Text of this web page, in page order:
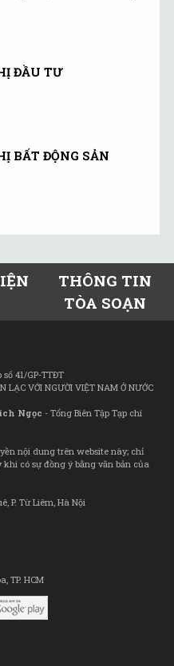
ĐẦU TƯ
BẤT ĐỘNG SẢN
THÔNG TIN
TÒA SOẠN
41/GP-TTĐT
LẠC VỚI NGƯỜI VIỆT NAM Ở NƯỚC
Ngọc - Tổng Biên Tập Tạp chí
nội dung trên website này; chỉ
có sự đồng ý bằng văn bản của
P. Từ Liêm, Hà Nội
TP. HCM